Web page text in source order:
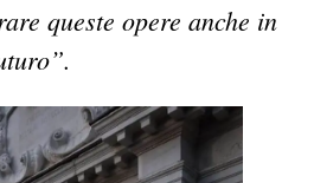
queste opere anche in